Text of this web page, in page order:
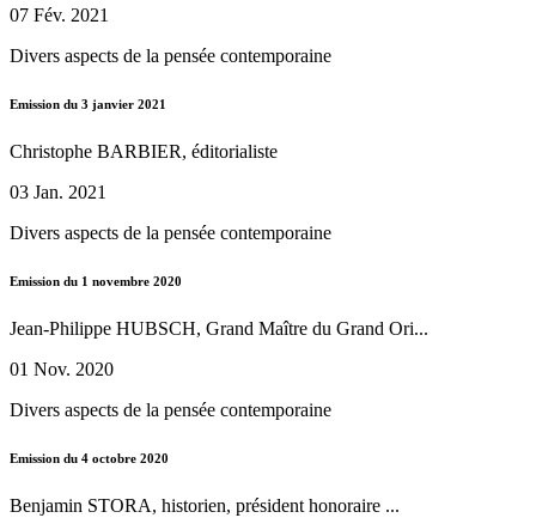
07 Fév. 2021
Divers aspects de la pensée contemporaine
Emission du 3 janvier 2021
Christophe BARBIER, éditorialiste
03 Jan. 2021
Divers aspects de la pensée contemporaine
Emission du 1 novembre 2020
Jean-Philippe HUBSCH, Grand Maître du Grand Ori...
01 Nov. 2020
Divers aspects de la pensée contemporaine
Emission du 4 octobre 2020
Benjamin STORA, historien, président honoraire ...